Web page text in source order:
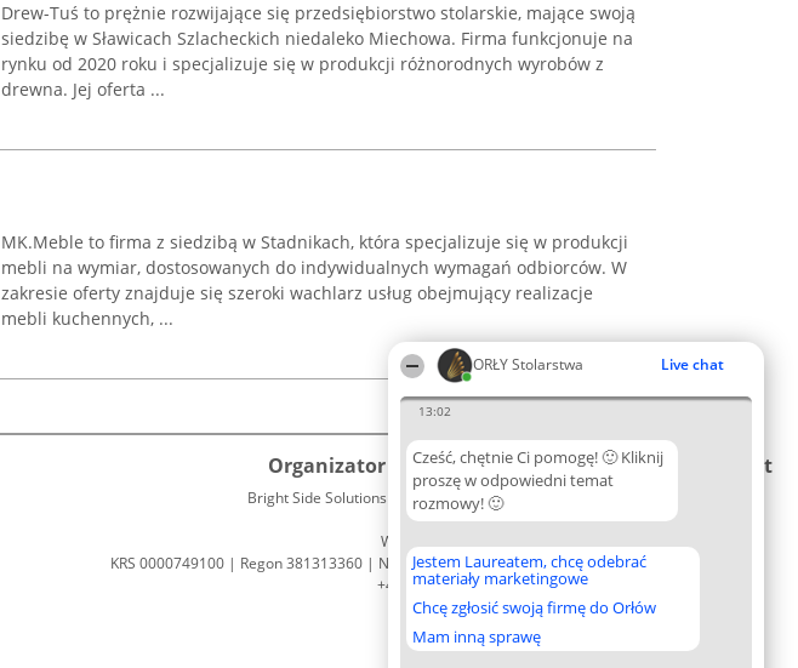
ORŁY Stolarstwa Live chat
13:02
Cześć, chętnie Ci pomogę! 🙂 Kliknij
proszę w odpowiedni temat
rozmowy! 🙂
Jestem Laureatem, chcę odebrać
materiały marketingowe
Chcę zgłosić swoją firmę do Orłów
Mam inną sprawę
Drew-Tuś to prężnie rozwijające się przedsiębiorstwo stolarskie, mające swoją
siedzibę w Sławicach Szlacheckich niedaleko Miechowa. Firma funkcjonuje na
rynku od 2020 roku i specjalizuje się w produkcji różnorodnych wyrobów z
drewna. Jej oferta ...
MK.Meble to firma z siedzibą w Stadnikach, która specjalizuje się w produkcji
mebli na wymiar, dostosowanych do indywidualnych wymagań odbiorców. W
zakresie oferty znajduje się szeroki wachlarz usług obejmujący realizacje
mebli kuchennych, ...
Organizator plebiscytu
Bright Side Solutions sp. z o. o. sp. k.
ul. Ruska 22
Wrocław 50-079
KRS 0000749100 | Regon 381313360 | NIP 8943132676
+48 508 492 400
Plebiscyt
Lista
Laureatów
Zasady
Regulamin
Prywatności
Kontakt